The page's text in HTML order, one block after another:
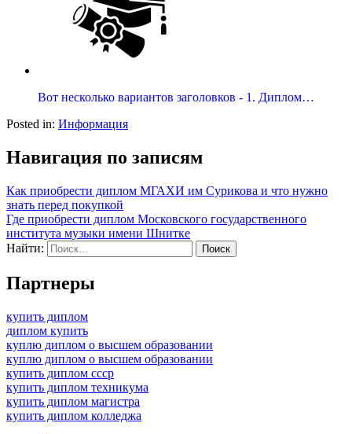
Вот несколько вариантов заголовков - 1. Диплом…
Posted in: Информация
Навигация по записям
Как приобрести диплом МГАХИ им Сурикова и что нужно
знать перед покупкой
Где приобрести диплом Московского государственного
института музыки имени Шнитке
Найти:
Партнеры
купить диплом
диплом купить
куплю диплом о высшем образовании
куплю диплом о высшем образовании
купить диплом ссср
купить диплом техникума
купить диплом магистра
купить диплом колледжа